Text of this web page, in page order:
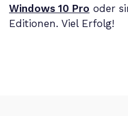
Windows 10 Pro oder
Editionen. Viel Erfolg!